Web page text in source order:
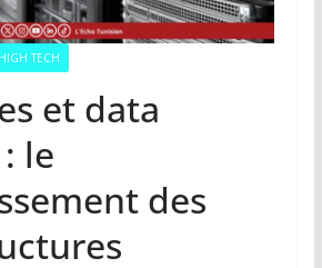
HIGH TECH
et data
le
des